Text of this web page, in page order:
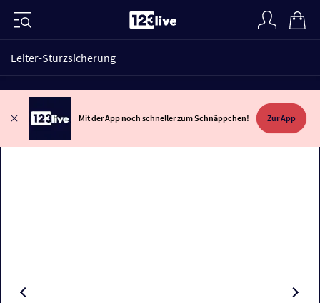
Leiter-Sturzsicherung
Mit der App noch schneller zum Schnäppchen! Zur App